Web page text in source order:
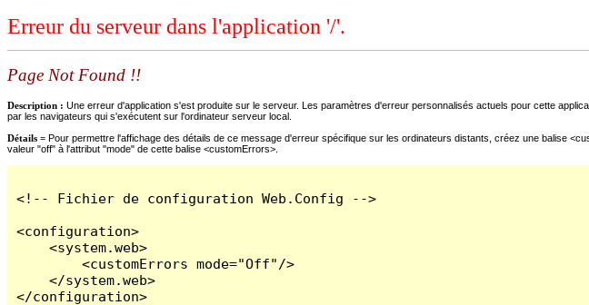
Erreur du serveur dans l'application '/'.
Page Not Found !!
Description : Une erreur d'application s'est produite sur le serveur. Les paramètres d'erreur personnalisés actuels pour cette
par les navigateurs qui s'exécutent sur l'ordinateur serveur local.
Détails = Pour permettre l'affichage des détails de ce message d'erreur spécifique sur les ordinateurs distants, créez une balise
valeur "off" à l'attribut "mode" de cette balise <customErrors>.
<!-- Fichier de configuration Web.Config -->
<configuration>
    <system.web>
        <customErrors mode="Off"/>
    </system.web>
</configuration>